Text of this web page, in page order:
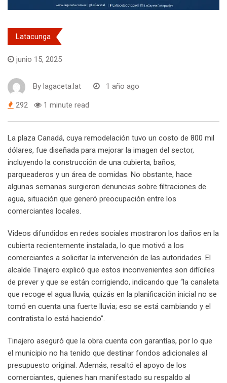
Latacunga
junio 15, 2025
By lagaceta.lat 1 año ago
292 1 minute read
La plaza Canadá, cuya remodelación tuvo un costo de 800 mil
dólares, fue diseñada para mejorar la imagen del sector,
incluyendo la construcción de una cubierta, baños,
parqueaderos y un área de comidas. No obstante, hace
algunas semanas surgieron denuncias sobre filtraciones de
agua, situación que generó preocupación entre los
comerciantes locales.
Videos difundidos en redes sociales mostraron los daños en la
cubierta recientemente instalada, lo que motivó a los
comerciantes a solicitar la intervención de las autoridades. El
alcalde Tinajero explicó que estos inconvenientes son difíciles
de prever y que se están corrigiendo, indicando que “la canaleta
que recoge el agua lluvia, quizás en la planificación inicial no se
tomó en cuenta una fuerte lluvia; eso se está cambiando y el
contratista lo está haciendo”.
Tinajero aseguró que la obra cuenta con garantías, por lo que
el municipio no ha tenido que destinar fondos adicionales al
presupuesto original. Además, resaltó el apoyo de los
comerciantes, quienes han manifestado su respaldo al